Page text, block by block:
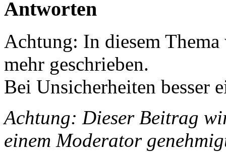
Antworten
Achtung: In diesem
mehr geschrieben.
Bei Unsicherheiten besser
Achtung: Dieser Beitrag
einem Moderator